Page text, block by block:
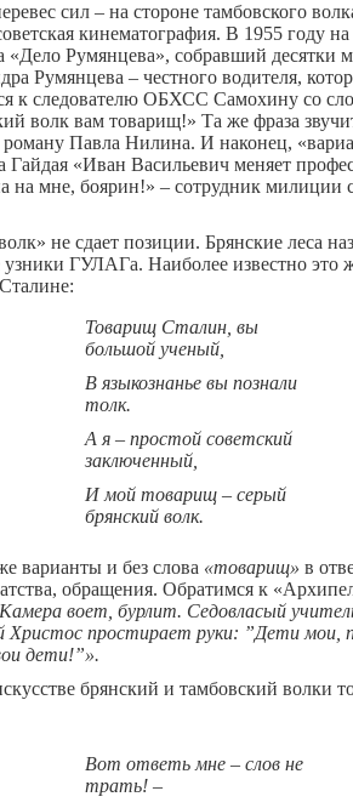
сил – на стороне тамбовского
кинематография. В 1955 году
Румянцева», собравший десятки
Румянцева – честного водителя,
к следователю ОБХСС Самохину со
волк вам товарищ!» Та же фраза
роману Павла Нилина. И наконец,
Гайдая «Иван Васильевич меняет
на мне, боярин!» – сотрудник милиции
не сдает позиции. Брянские леса
ГУЛАГа. Наиболее известно это
Товарищ Сталин, вы
большой ученый,
В языкознанье вы познали
толк.
А я – простой советский
заключенный,
И мой товарищ – серый
брянский волк.
варианты и без слова «товарищ» в
обращения. Обратимся к
воет, бурлит. Седовласый
Христос простирает руки: ”Дети
дети!”».
брянский и тамбовский волки
Вот ответь мне – слов не
трать! –